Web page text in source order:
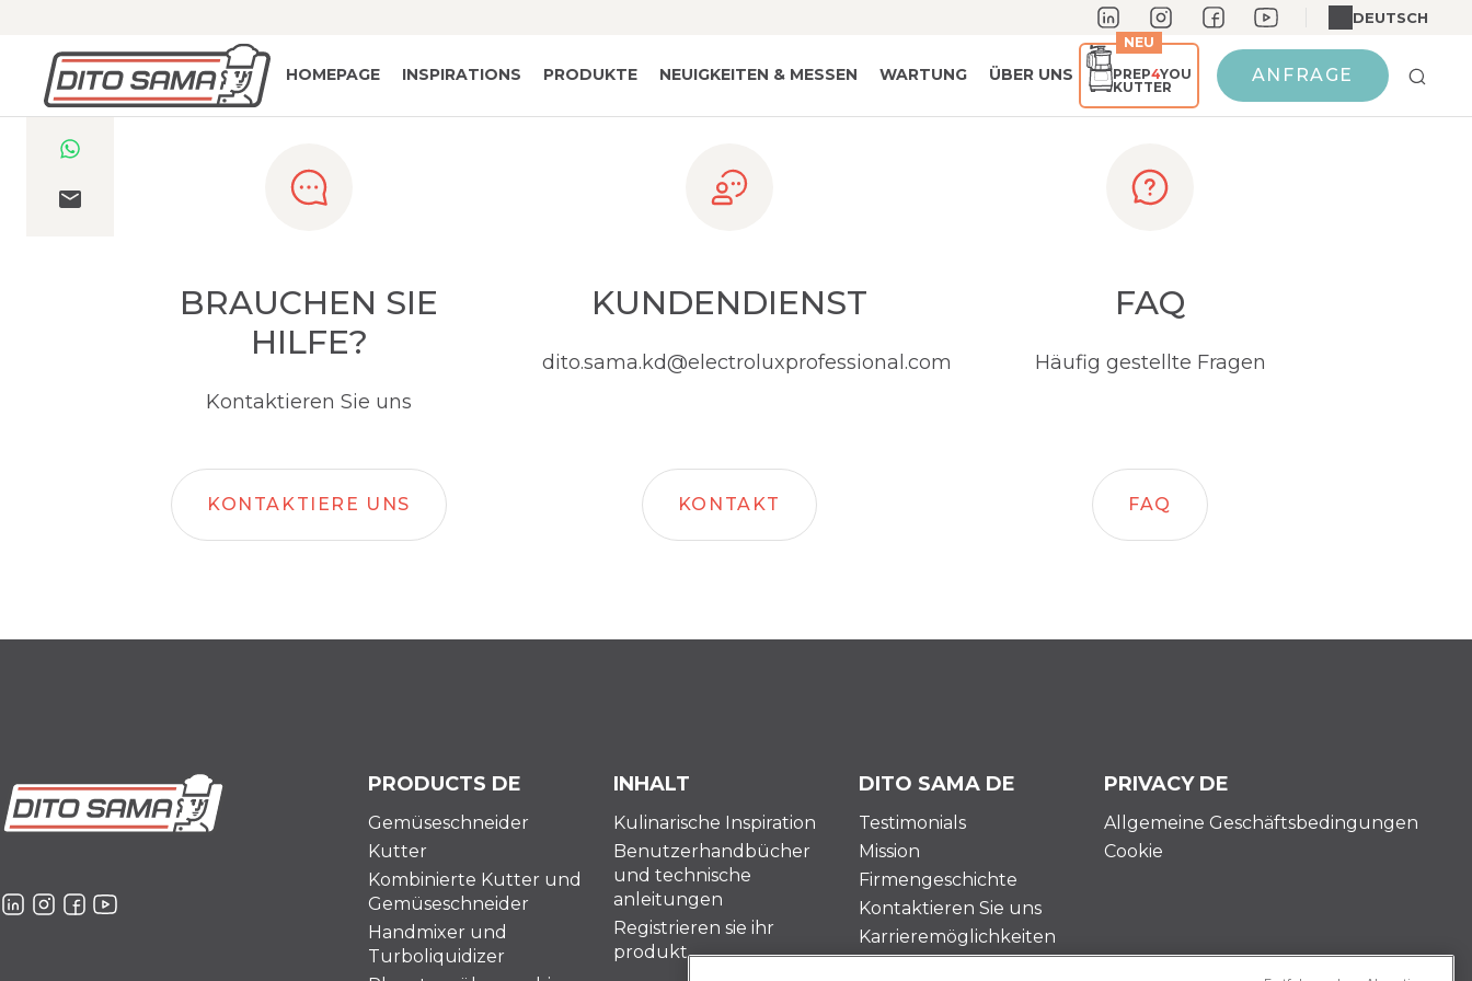
DEUTSCH
HOMEPAGE INSPIRATIONS PRODUKTE NEUIGKEITEN & MESSEN WARTUNG ÜBER UNS PREP4YOU
KUTTER
NEU
ANFRAGE
BRAUCHEN SIE
HILFE?
Kontaktieren Sie uns
KONTAKTIERE UNS
KUNDENDIENST
dito.sama.kd@electroluxprofessional.com
KONTAKT
FAQ
Häufig gestellte Fragen
FAQ
PRODUCTS DE
Gemüseschneider
Kutter
Kombinierte Kutter und
Gemüseschneider
Handmixer und
Turboliquidizer
INHALT
Kulinarische Inspiration
Benutzerhandbücher
und technische
anleitungen
Registrieren sie ihr
produkt
DITO SAMA DE
Testimonials
Mission
Firmengeschichte
Kontaktieren Sie uns
Karrieremöglichkeiten
PRIVACY DE
Allgemeine Geschäftsbedingungen
Cookie